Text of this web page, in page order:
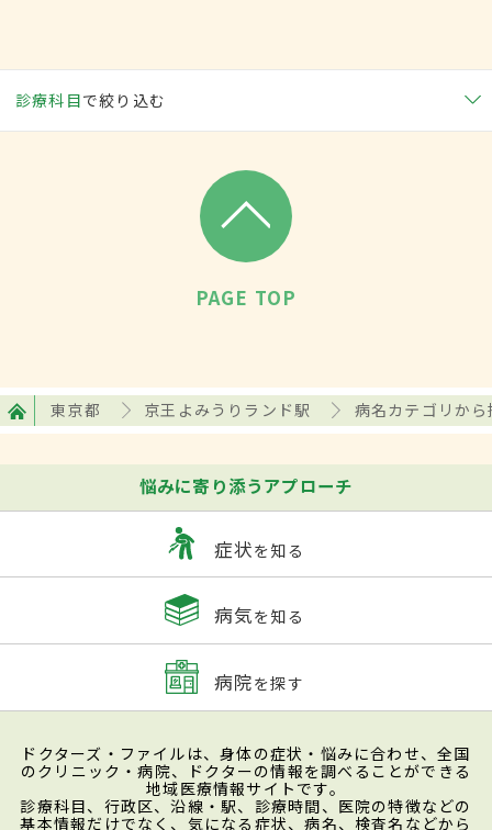
診療科目で絞り込む
PAGE TOP
東京都 京王よみうりランド駅 病名カテゴリか
悩みに寄り添うアプローチ
症状を知る
病気を知る
病院を探す
ドクターズ・ファイルは、身体の症状・悩みに合わせ、全国
のクリニック・病院、ドクターの情報を調べることができる
地域医療情報サイトです。
診療科目、行政区、沿線・駅、診療時間、医院の特徴などの
基本情報だけでなく、気になる症状、病名、検査名などから